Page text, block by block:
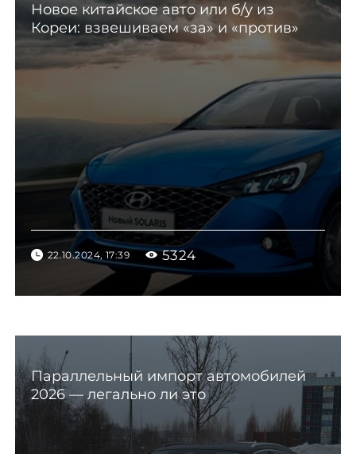
Новое китайское авто или б/у из
Кореи: взвешиваем «за» и «против»
22.10.2024, 17:39 5324
Параллельный импорт автомобилей
2026 — легально ли это